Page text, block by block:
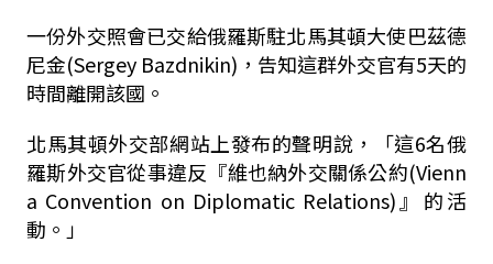
一份外交照會已交給俄羅斯駐北馬其頓大使巴茲德
尼金(Sergey Bazdnikin)，告知這群外交官有5天的
時間離開該國。
北馬其頓外交部網站上發布的聲明說，「這6名俄
羅斯外交官從事違反『維也納外交關係公約(Vienn
a Convention on Diplomatic Relations)』的活
動。」